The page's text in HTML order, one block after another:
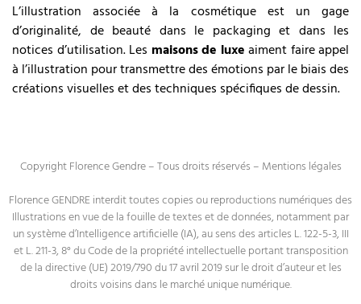
L’illustration associée à la cosmétique est un gage
d’originalité, de beauté dans le packaging et dans les
notices d’utilisation. Les maisons de luxeaiment faire appel
à l’illustration pour transmettre des émotions par le biais des
créations visuelles et des techniques spécifiques de dessin.
Copyright Florence Gendre – Tous droits réservés – Mentions légales
Florence GENDRE interdit toutes copies ou reproductions numériques des
Illustrations en vue de la fouille de textes et de données, notamment par
un système d’Intelligence artificielle (IA), au sens des articles L. 122-5-3, III
et L. 211-3, 8° du Code de la propriété intellectuelle portant transposition
de la directive (UE) 2019/790 du 17 avril 2019 sur le droit d’auteur et les
droits voisins dans le marché unique numérique.